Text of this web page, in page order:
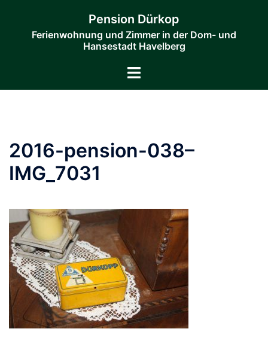
springen
Pension Dürkop
Ferienwohnung und Zimmer in der Dom- und
Hansestadt Havelberg
Menü
2016-pension-038–
IMG_7031